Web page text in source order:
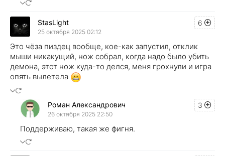
6
StasLight
25 октября 2025 02:12
Это чёза пиздец вообще, кое-как запустил, отклик
мыши никакущий, нож собрал, когда надо было убить
демона, этот нож куда-то делся, меня грохнули и игра
опять вылетела
3
Роман Александрович
26 октября 2025 22:50
Поддерживаю, такая же фигня.